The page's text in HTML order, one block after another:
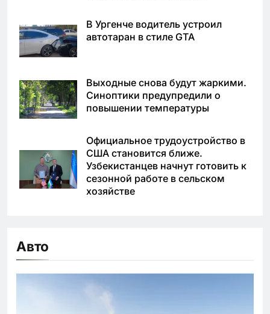
В Ургенче водитель устроил
автотаран в стиле GTA
Выходные снова будут жаркими.
Синоптики предупредили о
повышении температуры
Официальное трудоустройство в
США становится ближе.
Узбекистанцев начнут готовить к
сезонной работе в сельском
хозяйстве
Авто